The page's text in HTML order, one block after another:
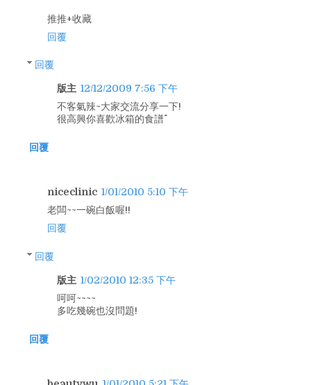
推推+收藏
回覆
回覆
版主 12/12/2009 7:56 下午
不客氣辣~大家交流分享一下!
很高興你喜歡冰箱的食譜^^
回覆
niceclinic 1/01/2010 5:10 下午
老闆~~一碗白飯喔!!
回覆
回覆
版主 1/02/2010 12:35 下午
呵呵~~~~
多吃幾碗也沒問題!
回覆